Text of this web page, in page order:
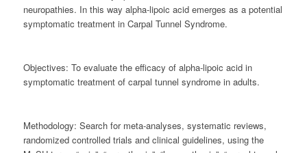
neuropathies. In this way alpha-lipoic acid emerges as a potential
symptomatic treatment in Carpal Tunnel Syndrome.
Objectives: To evaluate the efficacy of alpha-lipoic acid in
symptomatic treatment of carpal tunnel syndrome in adults.
Methodology: Search for meta-analyses, systematic reviews,
randomized controlled trials and clinical guidelines, using the